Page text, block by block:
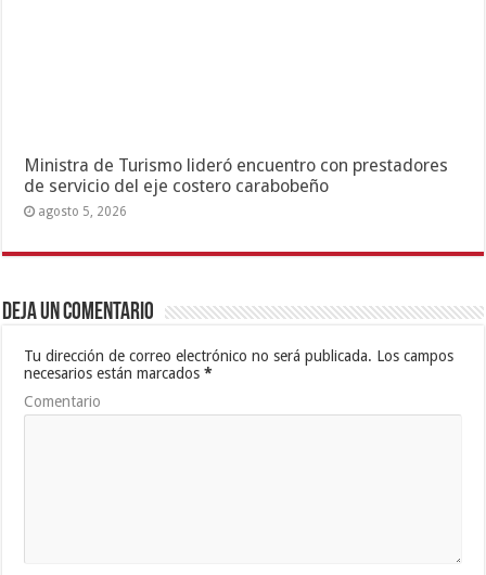
Ministra de Turismo lideró encuentro con prestadores
de servicio del eje costero carabobeño
agosto 5, 2026
Deja un comentario
Tu dirección de correo electrónico no será publicada. Los campos
necesarios están marcados*
Comentario